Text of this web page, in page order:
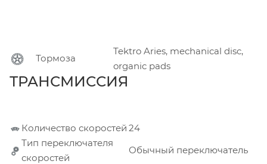
Тормоза
Tektro Aries, mechanical disc,
organic pads
ТРАНСМИССИЯ
Количество скоростей 24
Тип переключателя
скоростей
Обычный переключатель